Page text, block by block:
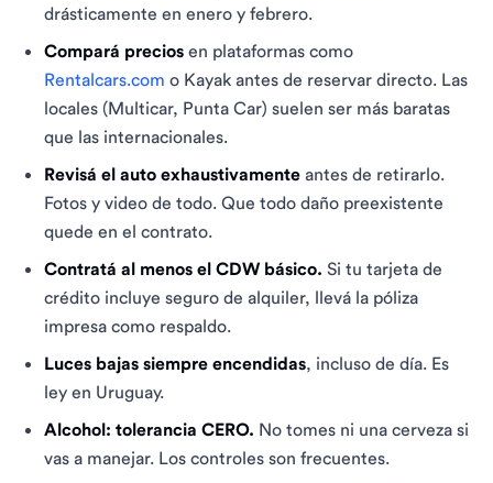
drásticamente en enero y febrero.
Compará precios en plataformas como
Rentalcars.com o Kayak antes de reservar directo. Las
locales (Multicar, Punta Car) suelen ser más baratas
que las internacionales.
Revisá el auto exhaustivamente antes de retirarlo.
Fotos y video de todo. Que todo daño preexistente
quede en el contrato.
Contratá al menos el CDW básico. Si tu tarjeta de
crédito incluye seguro de alquiler, llevá la póliza
impresa como respaldo.
Luces bajas siempre encendidas, incluso de día. Es
ley en Uruguay.
Alcohol: tolerancia CERO. No tomes ni una cerveza si
vas a manejar. Los controles son frecuentes.